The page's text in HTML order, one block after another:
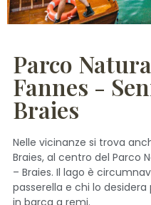
Parco
Fannes -
Braies
Nelle vicinanze si trova
Braies, al centro del Parco
– Braies. Il lago è
passerella e chi lo
in barca a remi.